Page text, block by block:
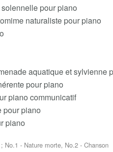
pour piano
naturaliste pour piano
aquatique et sylvienne
pour piano
piano communicatif
pour piano
piano
No.1 - Nature morte, No.2 - Chanson